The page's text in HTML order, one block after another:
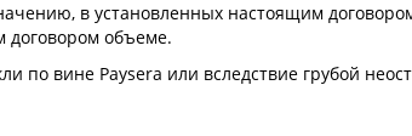
в установленных настоящим
договором объеме.
по вине Paysera или вследствие грубой